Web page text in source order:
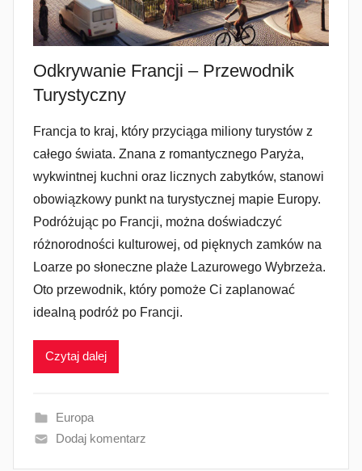
Odkrywanie Francji – Przewodnik
Turystyczny
Francja to kraj, który przyciąga miliony turystów z
całego świata. Znana z romantycznego Paryża,
wykwintnej kuchni oraz licznych zabytków, stanowi
obowiązkowy punkt na turystycznej mapie Europy.
Podróżując po Francji, można doświadczyć
różnorodności kulturowej, od pięknych zamków na
Loarze po słoneczne plaże Lazurowego Wybrzeża.
Oto przewodnik, który pomoże Ci zaplanować
idealną podróż po Francji.
Czytaj dalej
Europa
Dodaj komentarz